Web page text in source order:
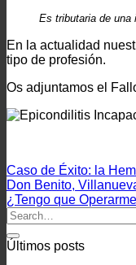
Es tributaria de una
En la actualidad
tipo de profesión.
Os adjuntamos el
Caso de Éxito: la
Don Benito,
¿Tengo que
Últimos posts